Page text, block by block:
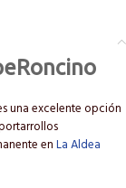
una excelente opción
enLa Aldea